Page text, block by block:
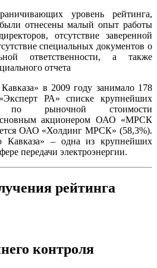
уровень рейтинга,
отнесены малый опыт работы
отсутствие заверенной
специальных документов о
ответственности, а также
отчета
в 2009 году занимало 178
РА» списке крупнейших
по рыночной стоимости
акционером ОАО «МРСК
ОАО «Холдинг МРСК» (58,3%).
– одна из крупнейших
передачи электроэнергии.
рейтинга
контроля